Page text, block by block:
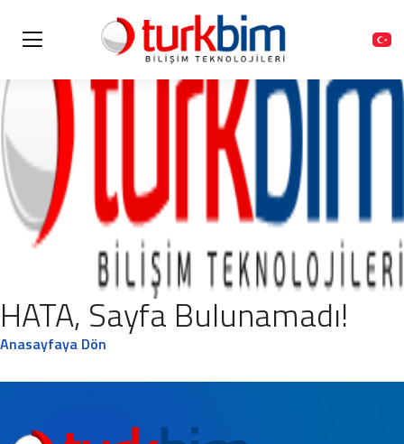
HATA, Sayfa Bulunamadı!
Anasayfaya Dön